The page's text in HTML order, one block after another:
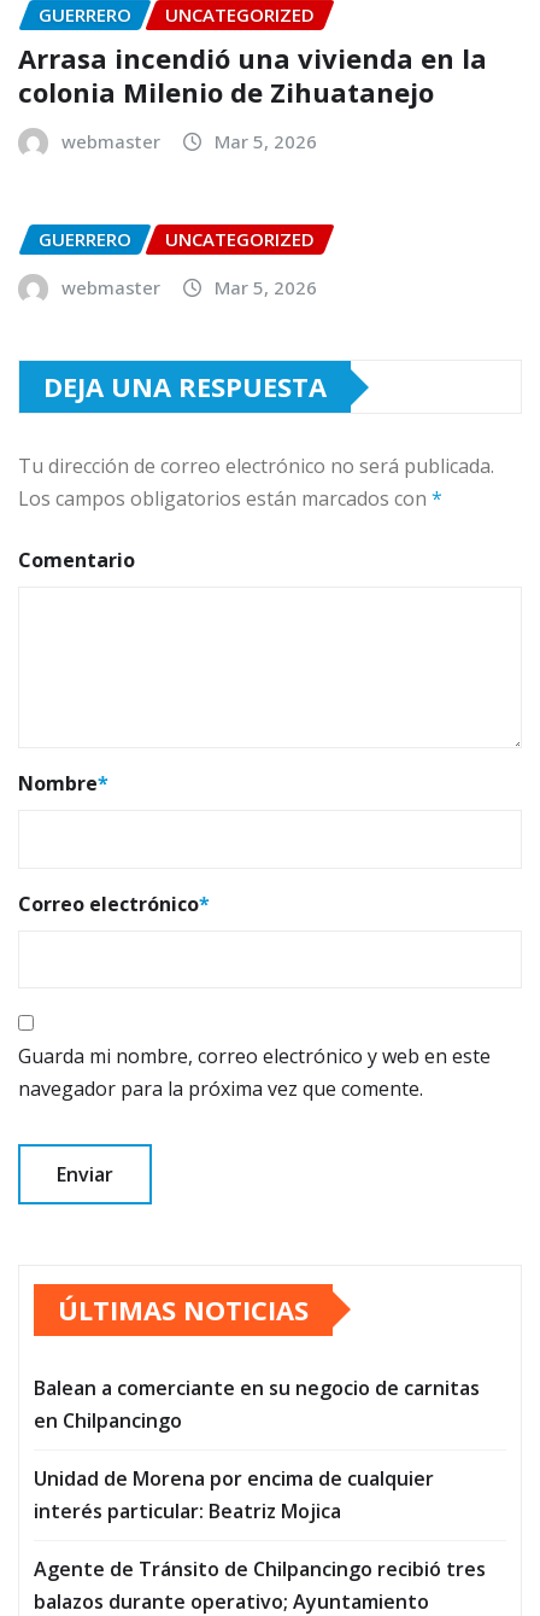
GUERRERO UNCATEGORIZED
Arrasa incendió una vivienda en la
colonia Milenio de Zihuatanejo
webmaster Mar 5, 2026
GUERRERO
UNCATEGORIZED
webmaster
Mar 5, 2026
DEJA UNA RESPUESTA
Tu dirección de correo electrónico no será publicada.
Los campos obligatorios están marcados con *
Comentario
Nombre*
Correo electrónico*
Guarda mi nombre, correo electrónico y web en este
navegador para la próxima vez que comente.
ÚLTIMAS NOTICIAS
Balean a comerciante en su negocio de carnitas
en Chilpancingo
Unidad de Morena por encima de cualquier
interés particular: Beatriz Mojica
Agente de Tránsito de Chilpancingo recibió tres
balazos durante operativo; Ayuntamiento